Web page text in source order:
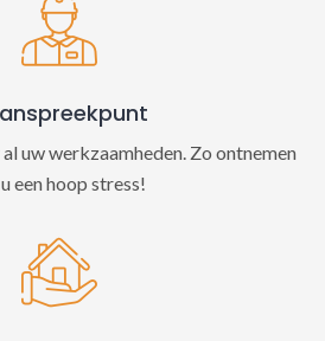
uw werkzaamheden. Zo ontnemen
een hoop stress!